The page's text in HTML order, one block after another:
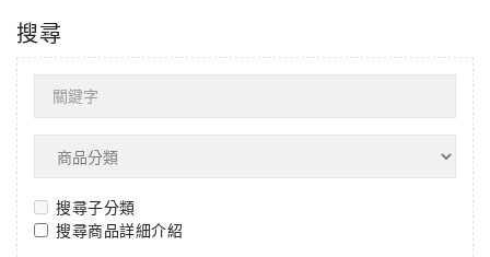
搜尋
搜尋子分類
搜尋商品詳細介紹